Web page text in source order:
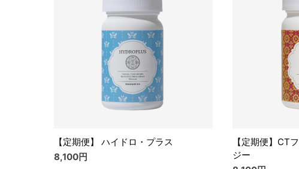
【定期便】 ハイドロ・プラス
8,100円
【定期便】CT
ジー